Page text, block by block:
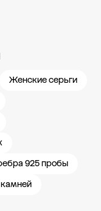
Женские серьги
925 пробы